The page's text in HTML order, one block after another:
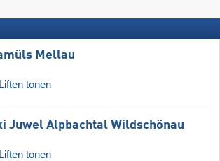
Mellau
tonen
Juwel Alpbachtal Wildschönau
tonen